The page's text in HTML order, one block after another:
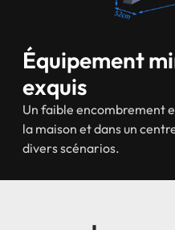
Équipement
exquis
Un faible encombrement
la maison et dans un
divers scénarios.